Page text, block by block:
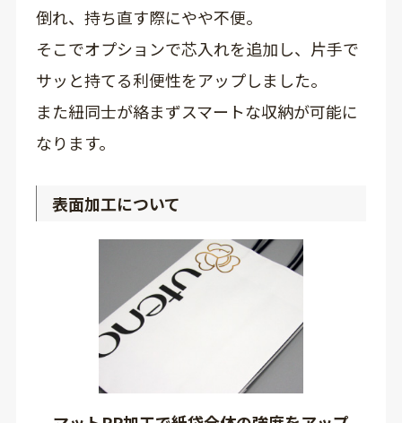
倒れ、持ち直す際にやや不便。
そこでオプションで芯入れを追加し、片手で
サッと持てる利便性をアップしました。
また紐同士が絡まずスマートな収納が可能に
なります。
表面加工について